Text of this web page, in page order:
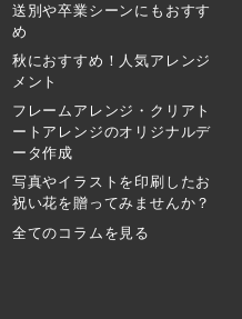
送別や卒業シーンにもおすす
め
秋におすすめ！人気アレンジ
メント
フレームアレンジ・クリアト
ートアレンジのオリジナルデ
ータ作成
写真やイラストを印刷したお
祝い花を贈ってみませんか？
全てのコラムを見る